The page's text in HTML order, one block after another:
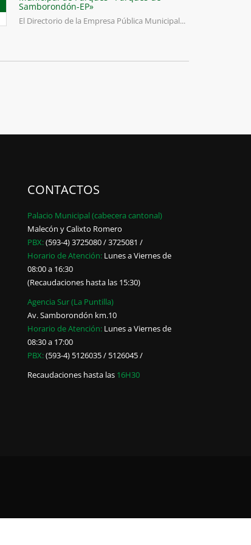
Samborondón-EP»
El Directorio de la Empresa Pública Municipal...
CONTACTOS
Palacio Municipal (cabecera cantonal)
Malecón y Calixto Romero
PBX:(593-4) 3725080 / 3725081 /
Horario de Atención:Lunes a Viernes de
08:00 a 16:30
(Recaudaciones hasta las 15:30)
Agencia Sur (La Puntilla)
Av. Samborondón km.10
Horario de Atención:Lunes a Viernes de
08:30 a 17:00
PBX:(593-4) 5126035 / 5126045 /
Recaudaciones hasta las 16H30